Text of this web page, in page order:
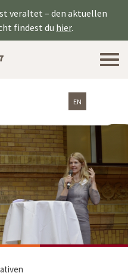
veraltet – den aktuellen
findest du hier.
EN